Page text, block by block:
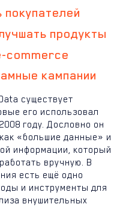
продукты
commerce
кампании
существует
его использовал
году. Дословно он
«большие данные» и
информации, который
вручную. В
есть ещё одно
и инструменты для
внушительных